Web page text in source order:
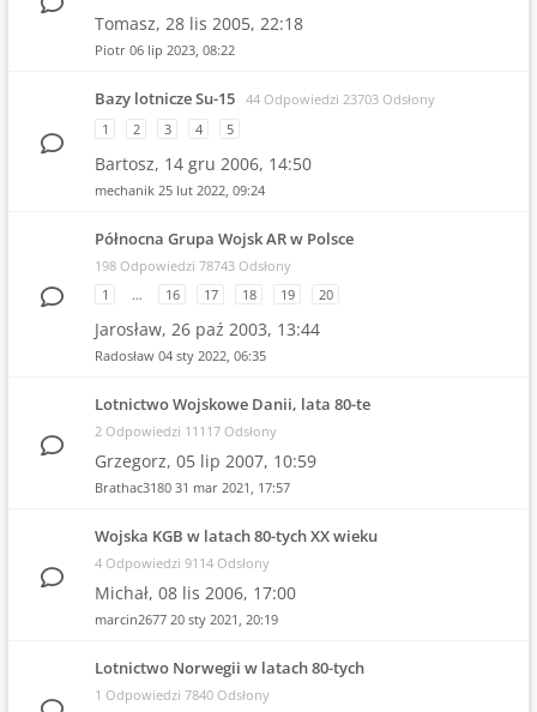
Tomasz, 28 lis 2005, 22:18
Piotr 06 lip 2023, 08:22
Bazy lotnicze Su-15 44 Odpowiedzi 23703 Odsłony
1
2 3 4 5
Bartosz, 14 gru 2006, 14:50
mechanik 25 lut 2022, 09:24
Północna Grupa Wojsk AR w Polsce
198 Odpowiedzi 78743 Odsłony
1
… 16 17 18 19 20
Jarosław, 26 paź 2003, 13:44
Radosław 04 sty 2022, 06:35
Lotnictwo Wojskowe Danii, lata 80-te
2 Odpowiedzi 11117 Odsłony
Grzegorz, 05 lip 2007, 10:59
Brathac3180 31 mar 2021, 17:57
Wojska KGB w latach 80-tych XX wieku
4 Odpowiedzi 9114 Odsłony
Michał, 08 lis 2006, 17:00
marcin2677 20 sty 2021, 20:19
Lotnictwo Norwegii w latach 80-tych
1 Odpowiedzi 7840 Odsłony